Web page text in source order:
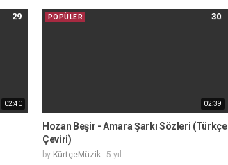
02:40
29
02:39
30
POPÜLER
Hozan Beşir - Amara Şarkı Sözleri (Türkçe
Çeviri)
by KürtçeMüzik 5 yıl